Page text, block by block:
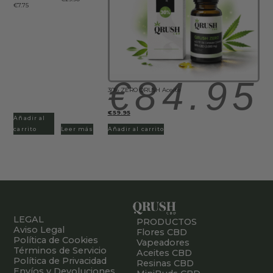
€7.75
Añadir al
carrito
Leer más
30% ZERO QRUSH Aceite
€84.95
€59.95
Añadir al carrito
PRODUCTOS
Flores CBD
Vapeadores
Aceites CBD
Resinas CBD
LEGAL
Aviso Legal
Política de Cookies
Términos de Servicio
Política de Privacidad